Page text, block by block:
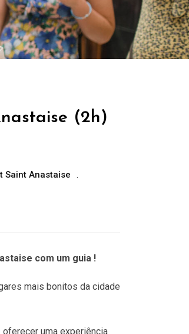
(2h)
Saint Anastaise
com um guia !
mais bonitos da cidade
uma experiência